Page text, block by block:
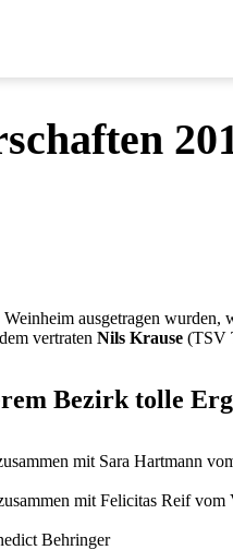
ausgetragen
vertraten Nils Krause (TSV
Bezirk tolle
mit Sara Hartmann
mit Felicitas Reif
Behringer